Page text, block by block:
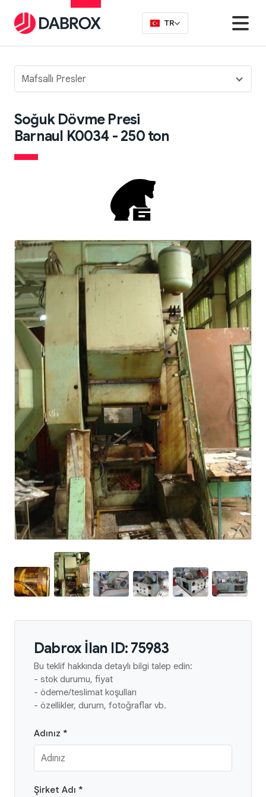
Mafsallı Presler
Soğuk Dövme Presi
Barnaul K0034 - 250 ton
Dabrox İlan ID: 75983
Bu teklif hakkında detaylı bilgi talep edin:
- stok durumu, fiyat
- ödeme/teslimat koşulları
- özellikler, durum, fotoğraflar vb.
Adınız *
Şirket Adı *